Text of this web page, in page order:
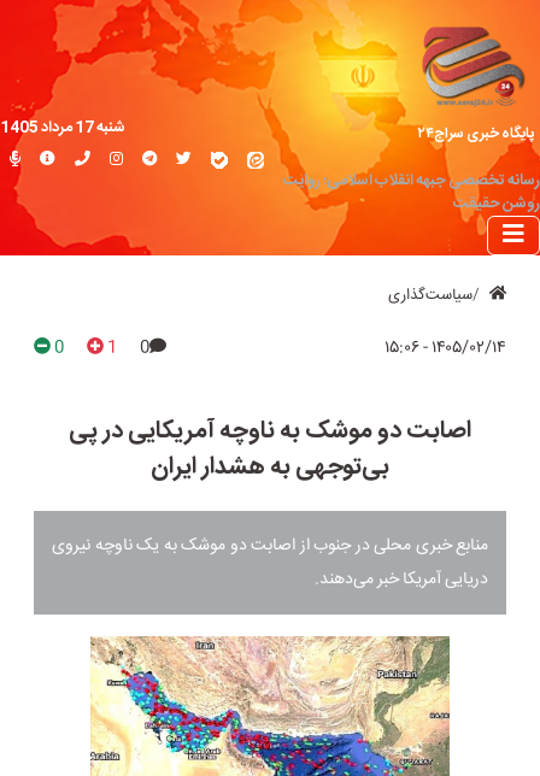
پایگاه خبری سراج۲۴
رسانه تخصصی جبهه انقلاب اسلامی؛ روایت
روشن حقیقت
شنبه 17 مرداد 1405
سیاست‌گذاری
۱۴۰۵/۰۲/۱۴ - ۱۵:۰۶ 0
1
0
اصابت دو موشک به ناوچه آمریکایی در پی
بی‌توجهی به هشدار ایران
منابع خبری محلی در جنوب از اصابت دو موشک به یک ناوچه نیروی
دریایی آمریکا خبر می‌دهند.